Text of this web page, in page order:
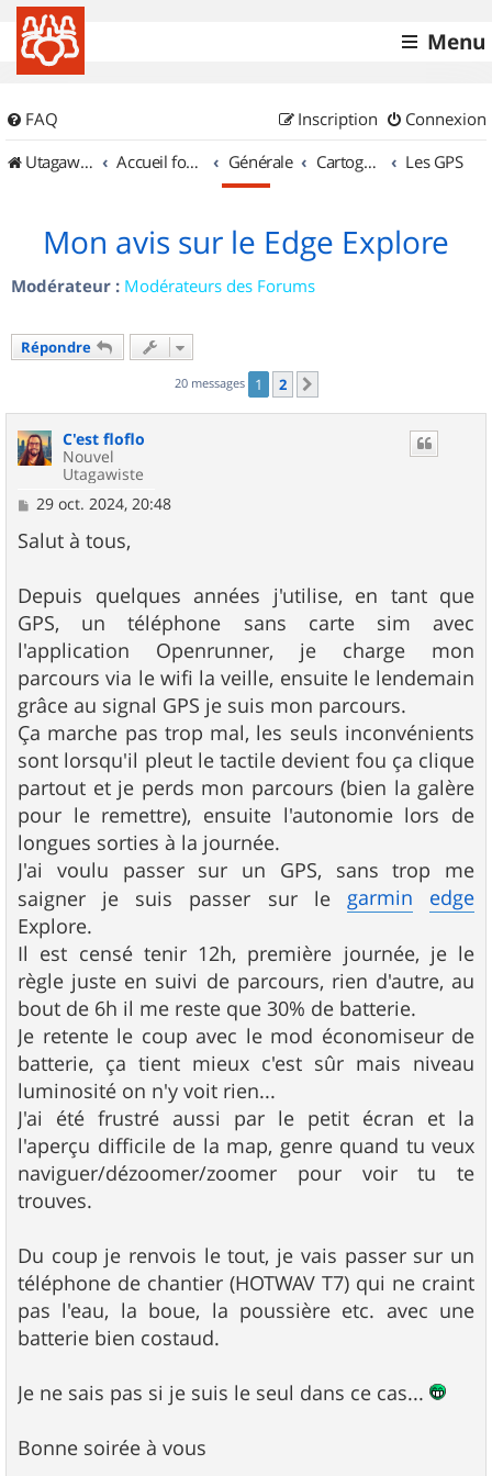
Menu
FAQ Connexion
Inscription
UtagawaVTT (Randos VTT et VTTAE avec traces GPS)
Accueil forum Générale Cartographie et GPS Les GPS
Mon avis sur le Edge Explore
Modérateur : Modérateurs des Forums
Répondre
20 messages 1 2
C'est floflo
Nouvel
Utagawiste
M
s
s
g
e
29 oct. 2024, 20:48
Salut à tous,
Depuis quelques années j'utilise, en tant que
GPS, un téléphone sans carte sim avec
l'application Openrunner, je charge mon
parcours via le wifi la veille, ensuite le lendemain
grâce au signal GPS je suis mon parcours.
Ça marche pas trop mal, les seuls inconvénients
sont lorsqu'il pleut le tactile devient fou ça clique
partout et je perds mon parcours (bien la galère
pour le remettre), ensuite l'autonomie lors de
longues sorties à la journée.
J'ai voulu passer sur un GPS, sans trop me
saigner je suis passer sur le garmin
edge
Explore.
Il est censé tenir 12h, première journée, je le
règle juste en suivi de parcours, rien d'autre, au
bout de 6h il me reste que 30% de batterie.
Je retente le coup avec le mod économiseur de
batterie, ça tient mieux c'est sûr mais niveau
luminosité on n'y voit rien...
J'ai été frustré aussi par le petit écran et la
l'aperçu difficile de la map, genre quand tu veux
naviguer/dézoomer/zoomer pour voir tu te
trouves.
Du coup je renvois le tout, je vais passer sur un
téléphone de chantier (HOTWAV T7) qui ne craint
pas l'eau, la boue, la poussière etc. avec une
batterie bien costaud.
Je ne sais pas si je suis le seul dans ce cas...
Bonne soirée à vous